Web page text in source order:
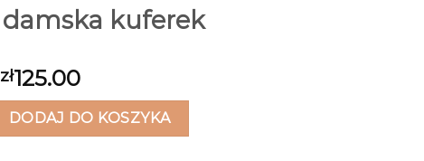
kuferek
zł125.00
kuferek
DODAJ DO KOSZYKA